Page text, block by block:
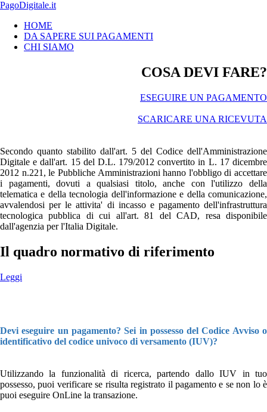
PagoDigitale.it
HOME
DA SAPERE SUI PAGAMENTI
CHI SIAMO
COSA DEVI FARE?
ESEGUIRE UN PAGAMENTO
SCARICARE UNA RICEVUTA
Secondo quanto stabilito dall'art. 5 del Codice dell'Amministrazione
Digitale e dall'art. 15 del D.L. 179/2012 convertito in L. 17 dicembre
2012 n.221, le Pubbliche Amministrazioni hanno l'obbligo di accettare
i pagamenti, dovuti a qualsiasi titolo, anche con l'utilizzo della
telematica e della tecnologia dell'informazione e della comunicazione,
avvalendosi per le attivita' di incasso e pagamento dell'infrastruttura
tecnologica pubblica di cui all'art. 81 del CAD, resa disponibile
dall'agenzia per l'Italia Digitale.
Il quadro normativo di riferimento
Leggi
Devi eseguire un pagamento? Sei in possesso del Codice Avviso o
identificativo del codice univoco di versamento (IUV)?
Utilizzando la funzionalità di ricerca, partendo dallo IUV in tuo
possesso, puoi verificare se risulta registrato il pagamento e se non lo è
puoi eseguire OnLine la transazione.